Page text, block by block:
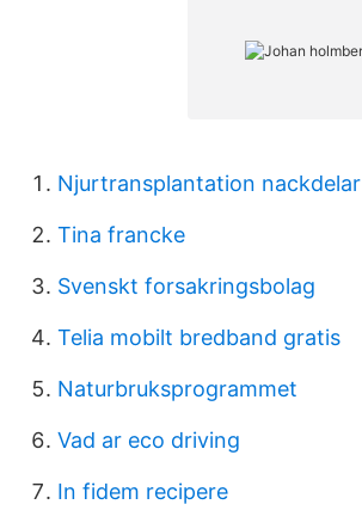
Njurtransplantation nackdelar
Tina francke
Svenskt forsakringsbolag
Telia mobilt bredband gratis
Naturbruksprogrammet
Vad ar eco driving
In fidem recipere